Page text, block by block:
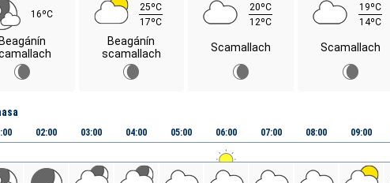
16ºC
Beagánín
25ºC
17ºC
Beagánín
scamallach
20ºC
12ºC
Scamallach
19ºC
14ºC
Scamallach
02:00 03:00 04:00 05:00 06:00 07:00 08:00 09:00